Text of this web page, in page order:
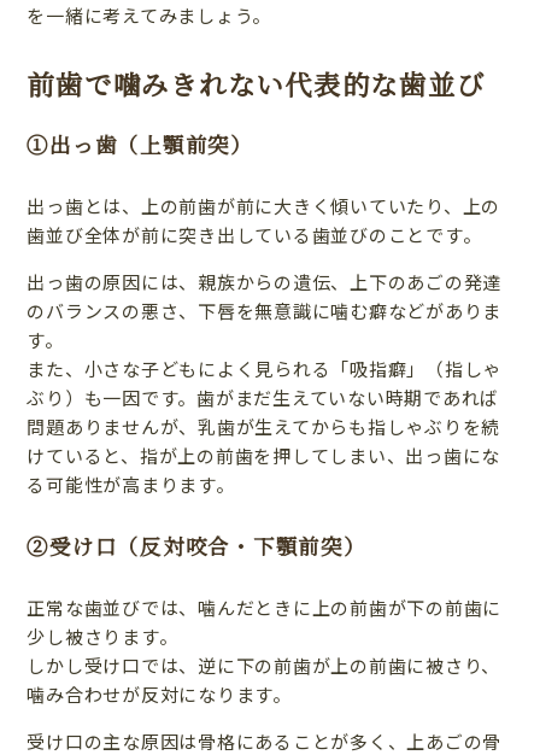
を一緒に考えてみましょう。
前歯で噛みきれない代表的な歯並び
①出っ歯（上顎前突）
出っ歯とは、上の前歯が前に大きく傾いていたり、上の
歯並び全体が前に突き出している歯並びのことです。
出っ歯の原因には、親族からの遺伝、上下のあごの発達
のバランスの悪さ、下唇を無意識に噛む癖などがありま
す。
また、小さな子どもによく見られる「吸指癖」（指しゃ
ぶり）も一因です。歯がまだ生えていない時期であれば
問題ありませんが、乳歯が生えてからも指しゃぶりを続
けていると、指が上の前歯を押してしまい、出っ歯にな
る可能性が高まります。
②受け口（反対咬合・下顎前突）
正常な歯並びでは、噛んだときに上の前歯が下の前歯に
少し被さります。
しかし受け口では、逆に下の前歯が上の前歯に被さり、
噛み合わせが反対になります。
受け口の主な原因は骨格にあることが多く、上あごの骨